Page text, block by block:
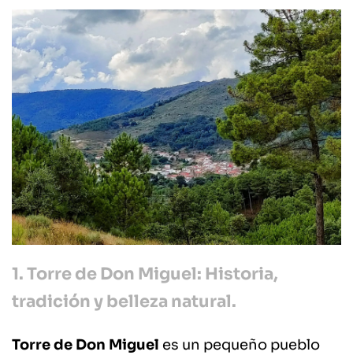
1. Torre de Don Miguel: Historia,
tradición y belleza natural.
Torre de Don Miguel es un pequeño pueblo